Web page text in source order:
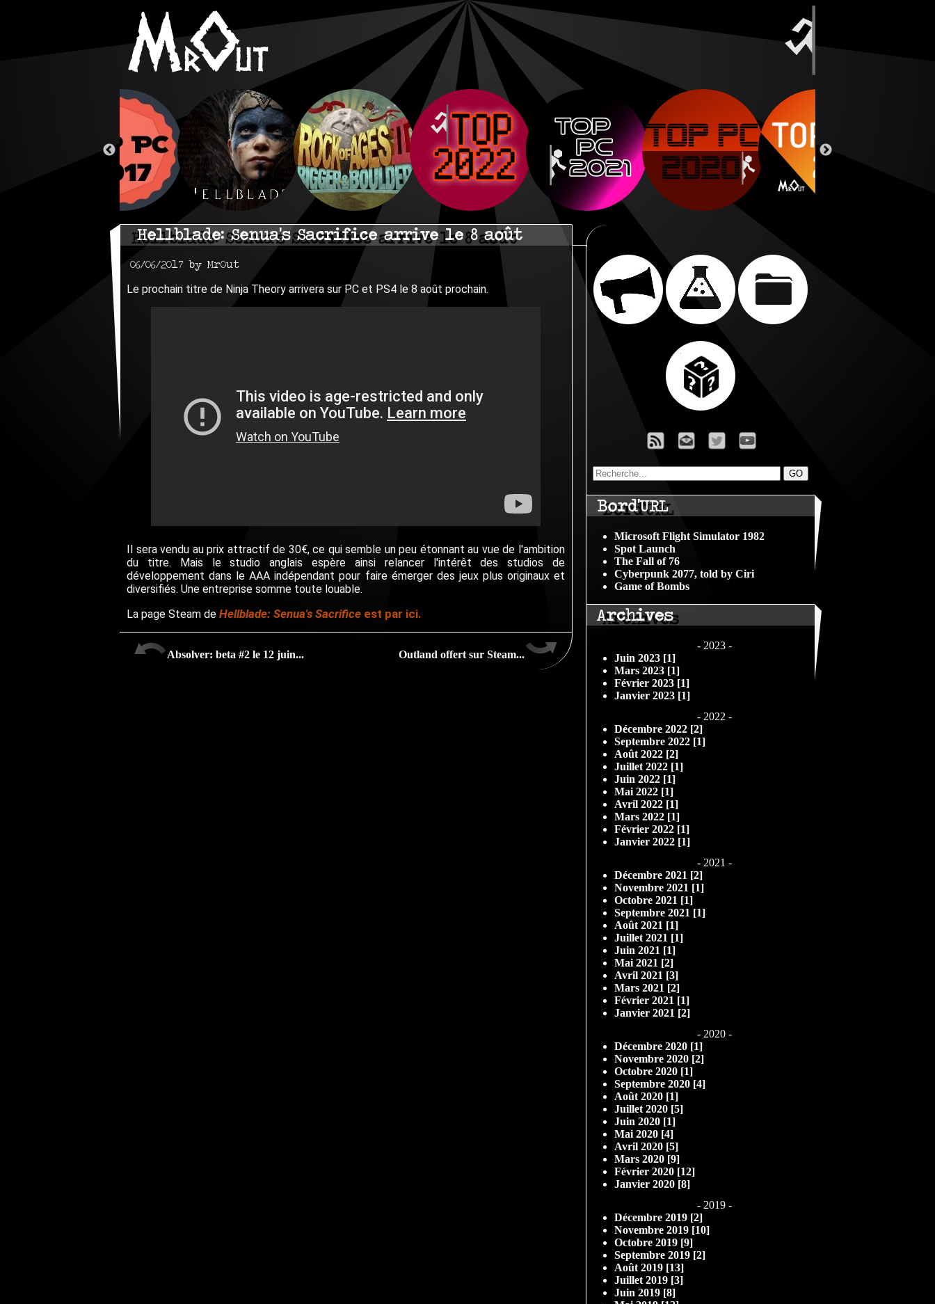
Hellblade: Senua's Sacrifice arrive le 8 août
06/06/2017 by MrOut
Le prochain titre de Ninja Theory arrivera sur PC et PS4 le 8 août prochain.
Il sera vendu au prix attractif de 30€, ce qui semble un peu étonnant au vue de l'ambition
du titre. Mais le studio anglais espère ainsi relancer l'intérêt des studios de
développement dans le AAA indépendant pour faire émerger des jeux plus originaux et
diversifiés. Une entreprise somme toute louable.
La page Steam de Hellblade: Senua's Sacrifice est par ici.
Absolver: beta #2 le 12 juin... Outland offert sur Steam...
Bord'URL
Microsoft Flight Simulator 1982
Spot Launch
The Fall of 76
Cyberpunk 2077, told by Ciri
Game of Bombs
Archives
- 2023 -
Juin 2023 [1]
Mars 2023 [1]
Février 2023 [1]
Janvier 2023 [1]
- 2022 -
Décembre 2022 [2]
Septembre 2022 [1]
Août 2022 [2]
Juillet 2022 [1]
Juin 2022 [1]
Mai 2022 [1]
Avril 2022 [1]
Mars 2022 [1]
Février 2022 [1]
Janvier 2022 [1]
- 2021 -
Décembre 2021 [2]
Novembre 2021 [1]
Octobre 2021 [1]
Septembre 2021 [1]
Août 2021 [1]
Juillet 2021 [1]
Juin 2021 [1]
Mai 2021 [2]
Avril 2021 [3]
Mars 2021 [2]
Février 2021 [1]
Janvier 2021 [2]
- 2020 -
Décembre 2020 [1]
Novembre 2020 [2]
Octobre 2020 [1]
Septembre 2020 [4]
Août 2020 [1]
Juillet 2020 [5]
Juin 2020 [1]
Mai 2020 [4]
Avril 2020 [5]
Mars 2020 [9]
Février 2020 [12]
Janvier 2020 [8]
- 2019 -
Décembre 2019 [2]
Novembre 2019 [10]
Octobre 2019 [9]
Septembre 2019 [2]
Août 2019 [13]
Juillet 2019 [3]
Juin 2019 [8]